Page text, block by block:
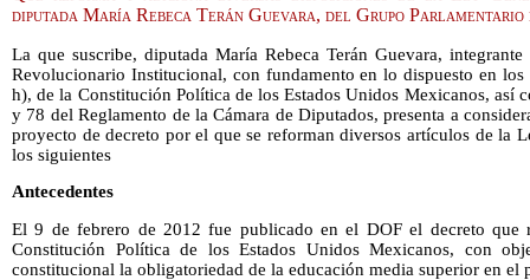
diputada María Rebeca Terán Guevara, del Grupo
La que suscribe, diputada María Rebeca Terán Guevara,
Revolucionario Institucional, con fundamento en lo dispuesto en
h), de la Constitución Política de los Estados Unidos Mexicanos, así
y 78 del Reglamento de la Cámara de Diputados, presenta a
proyecto de decreto por el que se reforman diversos artículos de la
los siguientes
Antecedentes
El 9 de febrero de 2012 fue publicado en el DOF el decreto
Constitución Política de los Estados Unidos Mexicanos, con
constitucional la obligatoriedad de la educación media superior en el